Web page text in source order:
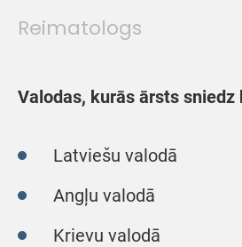
Reimatologs
Valodas, kurās ārsts
Latviešu valodā
Angļu valodā
Krievu valodā